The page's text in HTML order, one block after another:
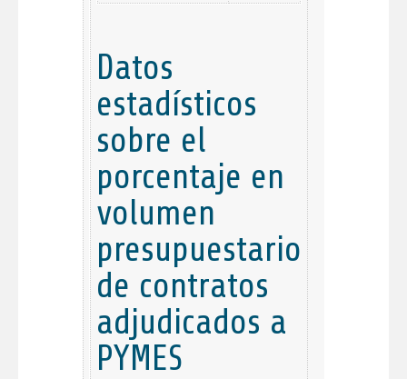
Datos
estadísticos
sobre el
porcentaje en
volumen
presupuestario
de contratos
adjudicados a
PYMES